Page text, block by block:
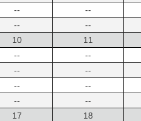
--
--
--
--
10
--
--
--
--
11
--
--
--
--
17
18